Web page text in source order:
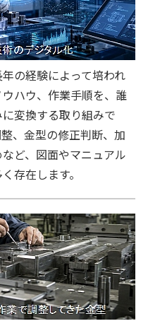
の経験によって培われ
ハウ、作業手順を、誰
変換する取り組みで
、金型の修正判断、加
ど、図面やマニュアル
存在します。